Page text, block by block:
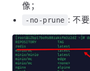
像；
-no-prune : 不